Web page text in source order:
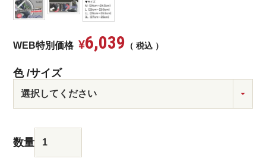
WEB特別価格 ¥6,039 税込
色 サイズ